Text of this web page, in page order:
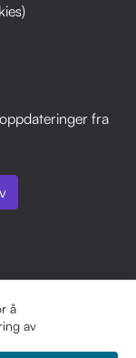
fra
å
av